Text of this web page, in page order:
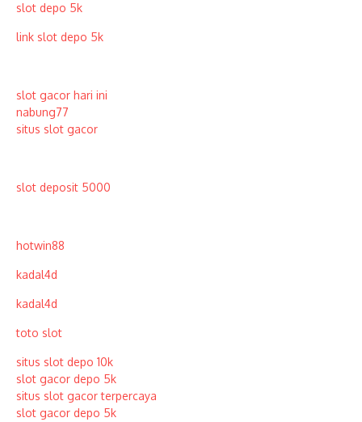
slot depo 5k
link slot depo 5k
slot gacor hari ini
nabung77
situs slot gacor
slot deposit 5000
hotwin88
kadal4d
kadal4d
toto slot
situs slot depo 10k
slot gacor depo 5k
situs slot gacor terpercaya
slot gacor depo 5k